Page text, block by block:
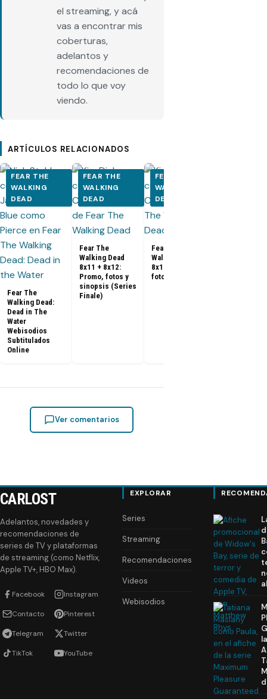
el streaming, y acá
vas a encontrar mis
coberturas,
adelantos y
recomendaciones de
todo lo que voy
viendo.
ARTÍCULOS RELACIONADOS
FEAR THE
WALKING
DEAD
Fear The
Walking Dead:
Dead in The
Water
Webisodios
Subtitulados
Online
FEAR THE
WALKING
DEAD
Fear The
Walking Dead
8x11 + 8x12:
Promo, fotos y
sinopsis (Series
Finale)
FEAR THE
WALKING
DEAD
Fear The
Walking Dead
8x10: Promo,
fotos y sinopsis
Ver comentarios
CARLOST
Adelantos, novedades y
recomendaciones de
series de TV y plataformas
de streaming (como Netflix,
Apple TV+, HBO Max).
Facebook Instagram
Contacto Pinterest
Telegram Twitter
TikTok YouTube
EXPLORAR
Series
Streaming
Recomendaciones
Videos
Webisodios